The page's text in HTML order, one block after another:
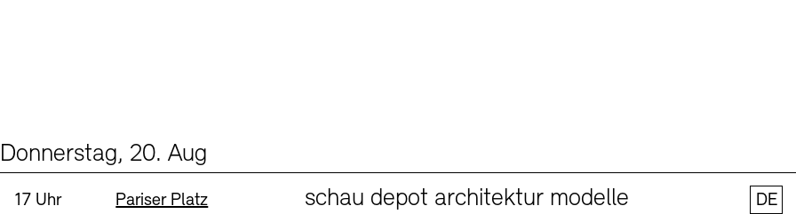
Donnerstag, 20. Aug
Uhrzeit:
17 Uhr Standort
Pariser Platz schau depot architektur modelle
DE